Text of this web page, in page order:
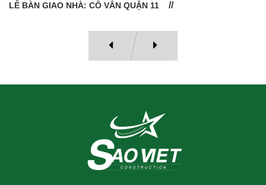
LỄ BÀN GIAO NHÀ: CÔ VÂN QUẬN 11